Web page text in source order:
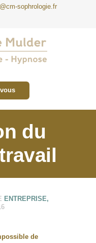
sophrologie.fr
du
ENTREPRISE,
de